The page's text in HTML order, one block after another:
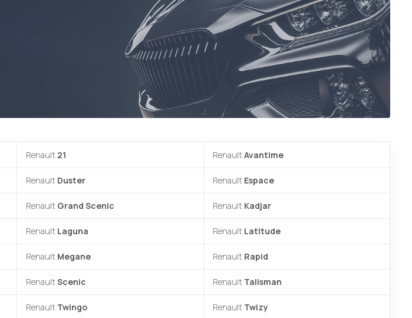
Renault 21 RenaultAvantime
Renault Duster Renault Espace
Renault Grand Scenic Renault Kadjar
Renault Laguna Renault Latitude
Renault Megane Renault Rapid
RenaultScenic Renault Talisman
Renault Twingo Renault Twizy